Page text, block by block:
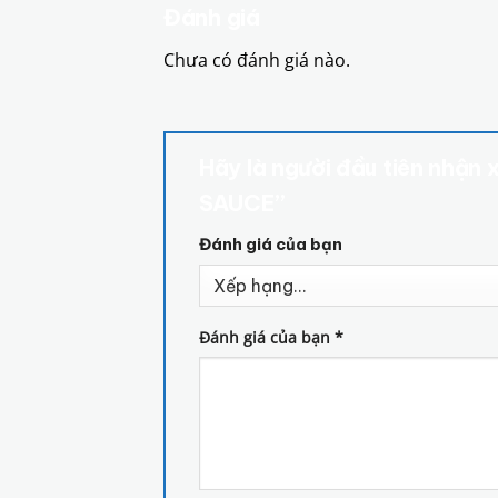
Chưa có đánh giá nào.
Đánh giá của bạn
Đánh giá của bạn *